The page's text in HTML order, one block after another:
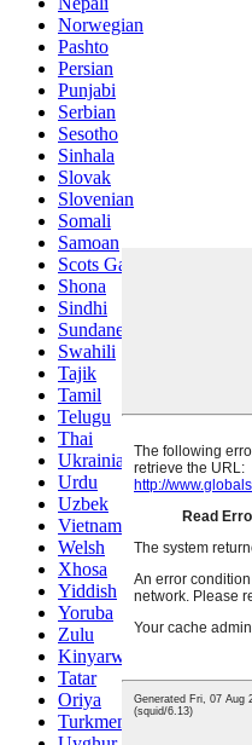
Norwegian
Pashto
Persian
Punjabi
Serbian
Sesotho
Sinhala
Slovak
Slovenian
Somali
Samoan
Scots Gaelic
Shona
Sindhi
Sundanese
Swahili
Tajik
Tamil
Telugu
Thai
Ukrainian
Urdu
Uzbek
Vietnamese
Welsh
Xhosa
Yiddish
Yoruba
Zulu
Kinyarwanda
Tatar
Oriya
Turkmen